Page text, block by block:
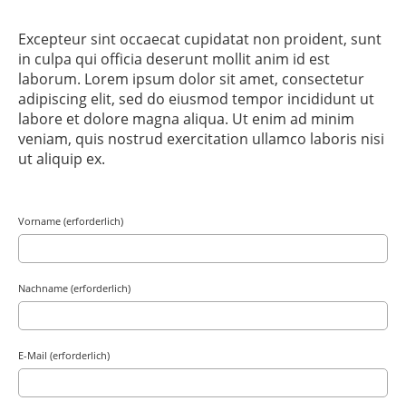
Excepteur sint occaecat cupidatat non proident, sunt
in culpa qui officia deserunt mollit anim id est
laborum. Lorem ipsum dolor sit amet, consectetur
adipiscing elit, sed do eiusmod tempor incididunt ut
labore et dolore magna aliqua. Ut enim ad minim
veniam, quis nostrud exercitation ullamco laboris nisi
ut aliquip ex.
Vorname (erforderlich)
Nachname (erforderlich)
E-Mail (erforderlich)